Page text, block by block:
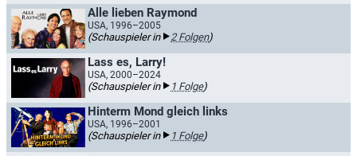
Alle lieben Raymond
USA, 1996–2005
(Schauspieler in 2 Folgen)
Lass es, Larry!
USA, 2000–2024
(Schauspieler in 1 Folge)
Hinterm Mond gleich links
USA, 1996–2001
(Schauspieler in 1 Folge)